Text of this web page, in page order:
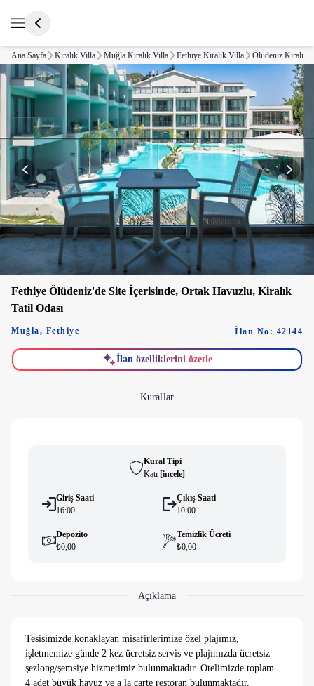
Ana Sayfa Kiralık Villa Muğla Kiralık Villa Fethiye Kiralık Villa Ölüdeniz Kiralık
Fethiye Ölüdeniz'de Site İçerisinde, Ortak Havuzlu, Kiralık
Tatil Odası
Muğla, Fethiye İlan No: 42144
İlan özelliklerini özetle
Kurallar
Kural Tipi
Katı [i̇ncele]
Giriş Saati
16:00
Çıkış Saati
10:00
Depozito
₺0,00
Temizlik Ücreti
₺0,00
Açıklama
Tesisimizde konaklayan misafirlerimize özel plajımız,
işletmemize günde 2 kez ücretsiz servis ve plajımızda ücretsiz
şezlong/şemsiye hizmetimiz bulunmaktadır. Otelimizde toplam
4 adet büyük havuz ve a la carte restoran bulunmaktadır.